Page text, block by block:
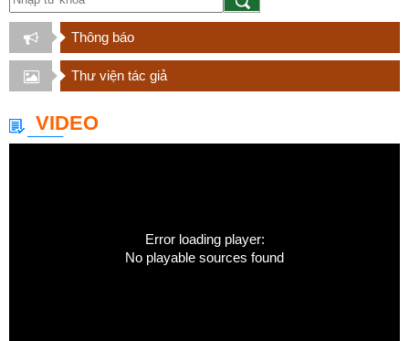
Thông báo
Thư viện tác giả
VIDEO
Error loading player:
No playable sources found